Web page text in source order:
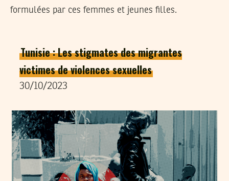
formulées par ces femmes et jeunes filles.
Tunisie : Les stigmates des migrantes
victimes de violences sexuelles
30/10/2023